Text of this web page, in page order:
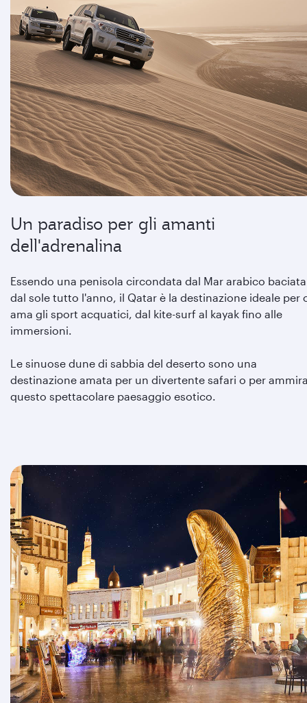
Un paradiso per gli amanti
dell'adrenalina
Essendo una penisola circondata dal Mar arabico baciata
dal sole tutto l'anno, il Qatar è la destinazione ideale per
ama gli sport acquatici, dal kite-surf al kayak fino alle
immersioni.
Le sinuose dune di sabbia del deserto sono una
destinazione amata per un divertente safari o per
questo spettacolare paesaggio esotico.